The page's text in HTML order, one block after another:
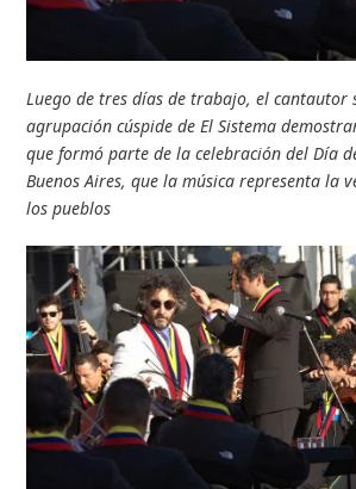
Luego de tres días de trabajo, el cantautor
agrupación cúspide de El Sistema
que formó parte de la celebración del Día
Buenos Aires, que la música representa la
los pueblos